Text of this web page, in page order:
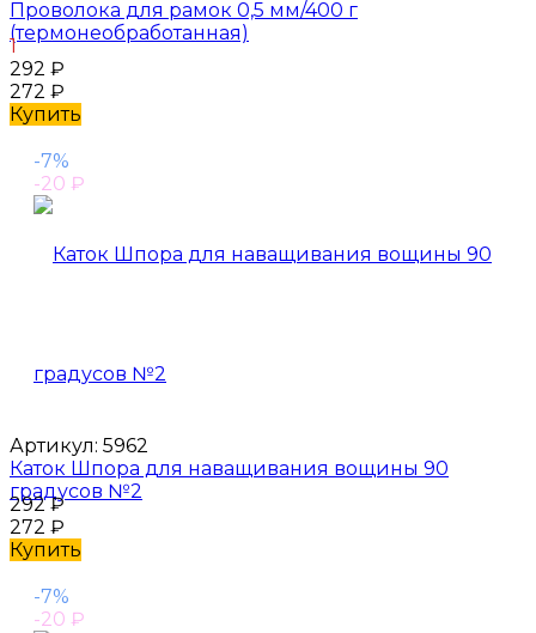
Проволока для рамок 0,5 мм/400 г
(термонеобработанная)
1
292 ₽
272 ₽
Купить
-7%
-20 ₽
Артикул: 5962
Каток Шпора для наващивания вощины 90
градусов №2
292₽
272 ₽
Купить
-7%
-20 ₽